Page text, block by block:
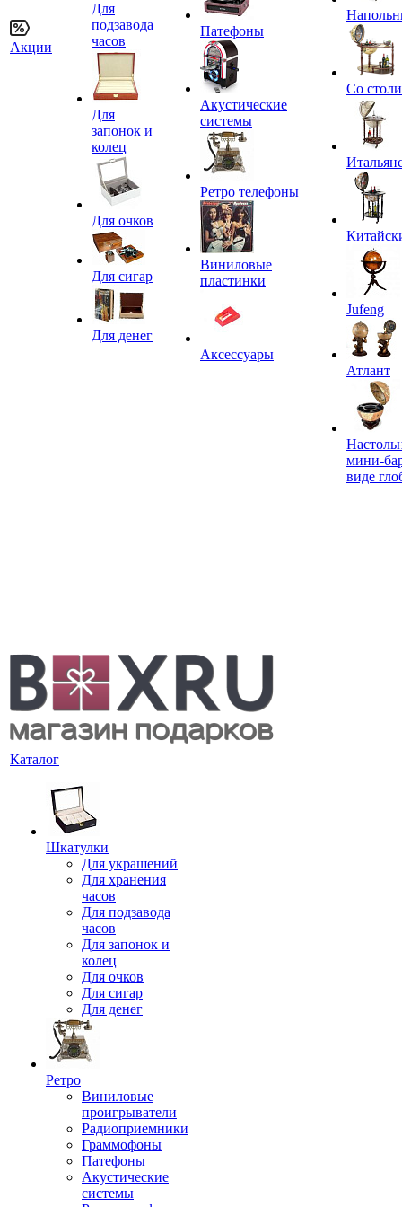
Акции
Для
подзавода
часов
Для
запонок и
колец
Для очков
Для сигар
Для денег
Патефоны
Акустические
системы
Ретро телефоны
Виниловые
пластинки
Аксессуары
Со
Jufeng
Атлант
мини-
виде
Каталог
Шкатулки
Для украшений
Для хранения
часов
Для подзавода
часов
Для запонок и
колец
Для очков
Для сигар
Для денег
Ретро
Виниловые
проигрыватели
Радиоприемники
Граммофоны
Патефоны
Акустические
системы